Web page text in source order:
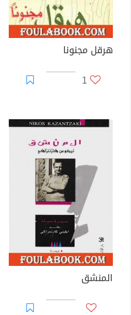
هرقل مجنونا
1
المنشق